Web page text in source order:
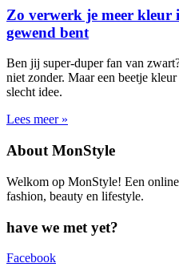
Zo verwerk je meer kleur
gewend bent
Ben jij super-duper fan van
niet zonder. Maar een beetje
slecht idee.
Lees meer »
About MonStyle
Welkom op MonStyle! Een
fashion, beauty en lifestyle.
have we met yet?
Facebook